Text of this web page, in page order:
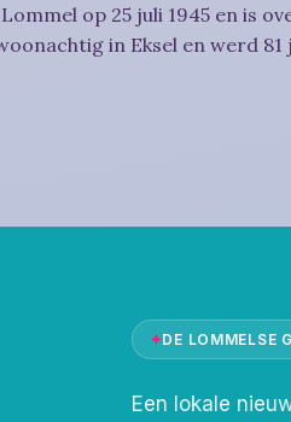
op 25 juli 1945 en is
in Eksel en werd 81
✦DE LOMMELSE
Een lokale